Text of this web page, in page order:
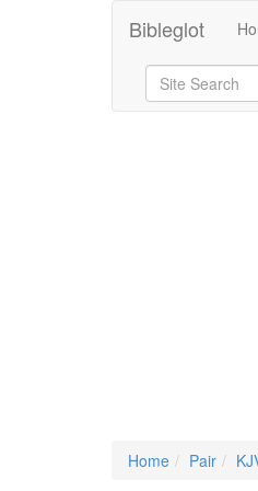
Bibleglot
Home Pair